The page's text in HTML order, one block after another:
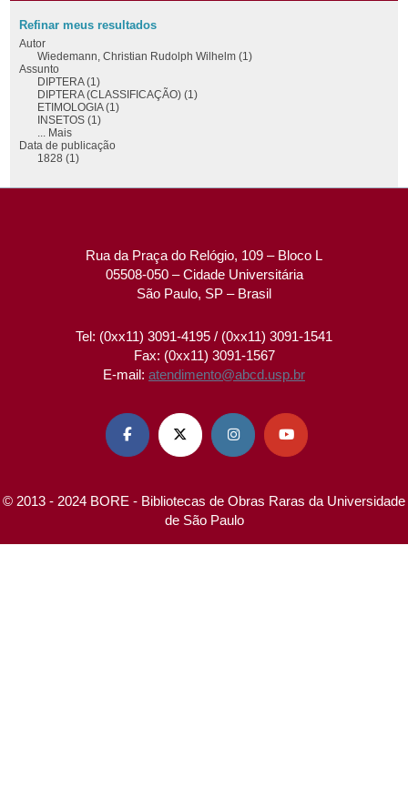
Refinar meus resultados
Autor
Wiedemann, Christian Rudolph Wilhelm (1)
Assunto
DIPTERA (1)
DIPTERA (CLASSIFICAÇÃO) (1)
ETIMOLOGIA (1)
INSETOS (1)
... Mais
Data de publicação
1828 (1)
Rua da Praça do Relógio, 109 – Bloco L
05508-050 – Cidade Universitária
São Paulo, SP – Brasil
Tel: (0xx11) 3091-4195 / (0xx11) 3091-1541
Fax: (0xx11) 3091-1567
E-mail: atendimento@abcd.usp.br
   
© 2013 - 2024 BORE - Bibliotecas de Obras Raras da Universidade
de São Paulo